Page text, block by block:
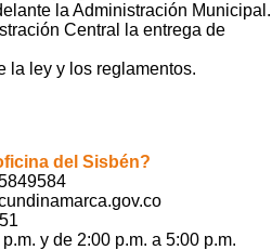
la Administración Municipal.
Central la entrega de
la ley y los reglamentos.
del Sisbén?
y de 2:00 p.m. a 5:00 p.m.